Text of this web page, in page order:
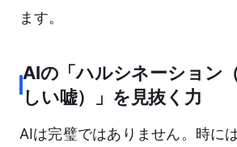
ます。
AIの「ハルシネーション
しい嘘）」を見抜く力
AIは完璧ではありません。時に